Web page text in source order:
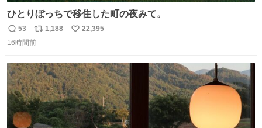
ひとりぼっちで移住した町の夜みて。
返
信
53
リ
ポ
ト
数
1,188
い
数
22,395
16時間前